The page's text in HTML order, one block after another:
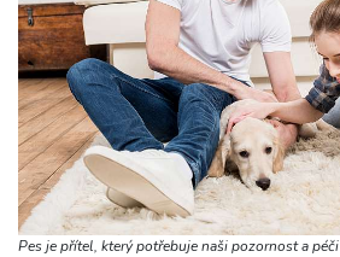
Pes je přítel, který potřebuje naši pozornost a péči